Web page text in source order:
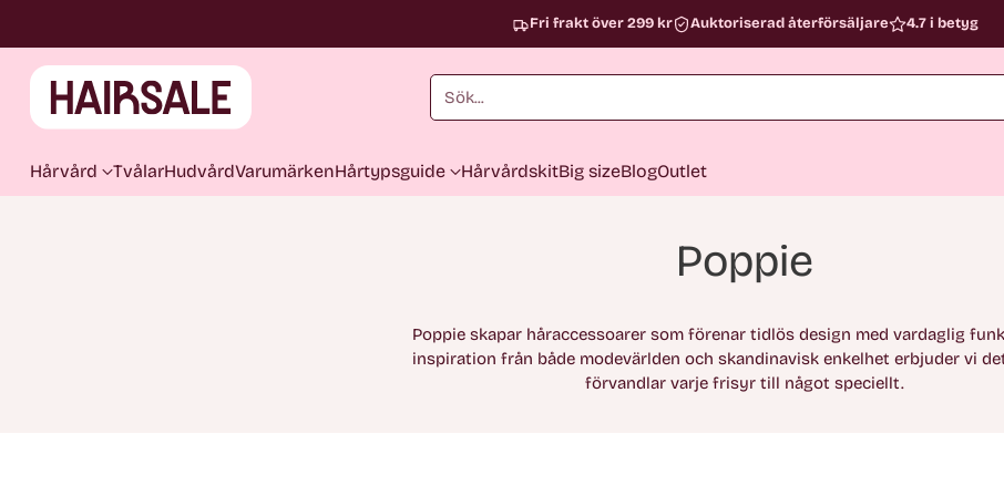
Sök...
Hårvård TvålarHudvårdVarumärkenHårtypsguide HårvårdskitBig sizeBlogOutlet
Fri frakt över 299 kr Auktoriserad återförsäljare 4.7 i betyg
Poppie
Poppie skapar håraccessoarer som förenar tidlös design med vardaglig
inspiration från både modevärlden och skandinavisk enkelhet erbjuder vi
förvandlar varje frisyr till något speciellt.